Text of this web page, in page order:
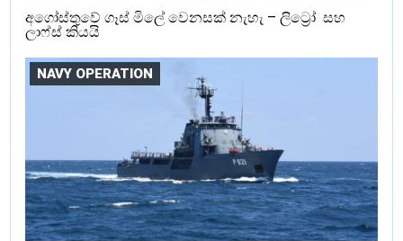
අගෝස්තුවේ ගෑස් මිලේ වෙනසක් නැහැ – ලිට්‍රෝ සහ
ලාෆ්ස් කියයි
NAVY OPERATION